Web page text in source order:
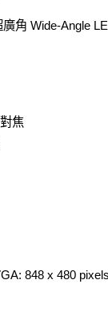
角 Wide-Angle
焦
848 x 480